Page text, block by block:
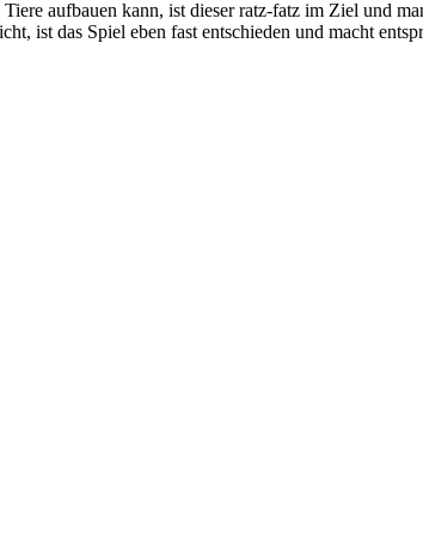
aufbauen kann, ist dieser ratz-fatz im Ziel und
ist das Spiel eben fast entschieden und macht